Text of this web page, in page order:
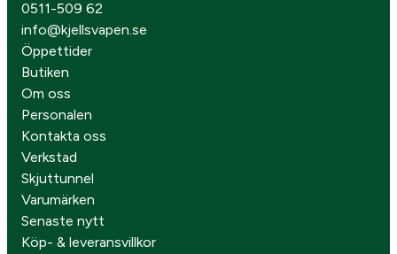
0511-509 62
info@kjellsvapen.se
Öppettider
Butiken
Om oss
Personalen
Kontakta oss
Verkstad
Skjuttunnel
Varumärken
Senaste nytt
Köp- & leveransvillkor